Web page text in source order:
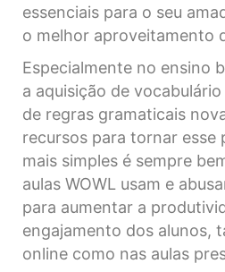
essenciais para o seu
o melhor aproveitamento
Especialmente no ensino
a aquisição de
de regras gramaticais
recursos para tornar esse
mais simples é sempre
aulas WOWL usam e
para aumentar a
engajamento dos alunos,
online como nas aulas